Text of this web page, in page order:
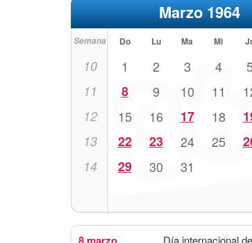
Marzo 1964
Semana Do Lu Ma Mi
10 1 2 3 4
11 8 9 10 11
12 15 16 17 18
13 22 23 24 25
14 29 30 31
Día internacional